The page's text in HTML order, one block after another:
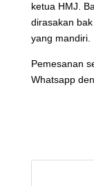
ketua HMJ.
dirasakan
yang mandiri.
Pemesanan
Whatsapp